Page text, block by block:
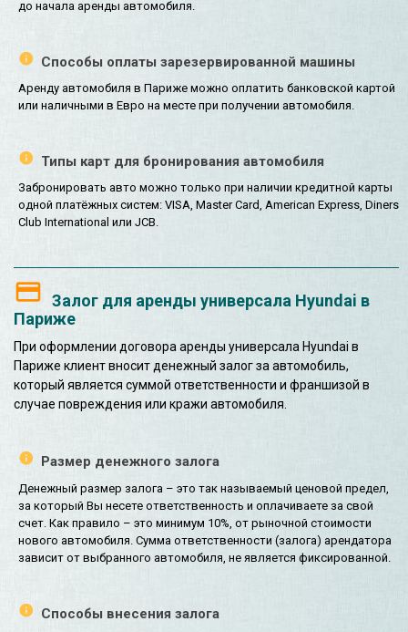
до начала аренды автомобиля.
Способы оплаты зарезервированной машины
Аренду автомобиля в Париже можно оплатить банковской картой
или наличными в Евро на месте при получении автомобиля.
Типы карт для бронирования автомобиля
Забронировать авто можно только при наличии кредитной карты
одной платёжных систем: VISA, Master Card, American Express, Diners
Club International или JCB.
Залог для аренды универсала Hyundai в
Париже
При оформлении договора аренды универсала Hyundai в
Париже клиент вносит денежный залог за автомобиль,
который является суммой ответственности и франшизой в
случае повреждения или кражи автомобиля.
Размер денежного залога
Денежный размер залога – это так называемый ценовой предел,
за который Вы несете ответственность и оплачиваете за свой
счет. Как правило – это минимум 10%, от рыночной стоимости
нового автомобиля. Сумма ответственности (залога) арендатора
зависит от выбранного автомобиля, не является фиксированной.
Способы внесения залога